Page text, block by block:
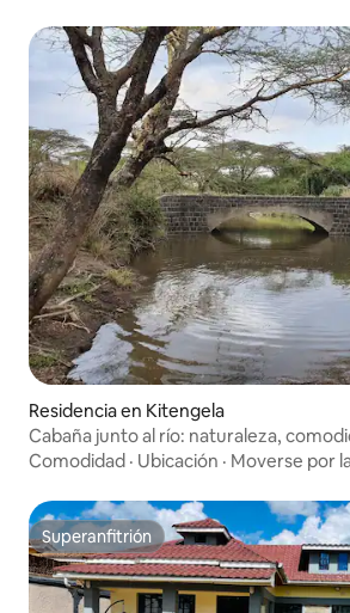
Residencia en Kitengela
Cabaña junto al río: naturaleza,
Comodidad · Ubicación · Moverse por
Superanfitrión
Superanfitrión